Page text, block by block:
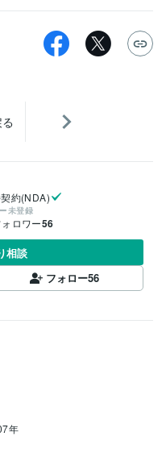
約(NDA)
未登録
ォロワー56
相談
フォロー56
年